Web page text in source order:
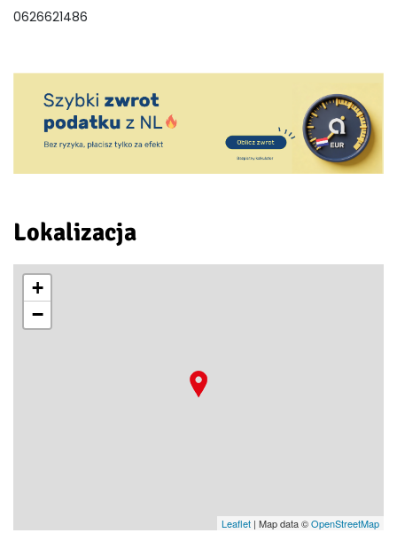
0626621486
Lokalizacja
+
−
Leaflet | Map data ©OpenStreetMap